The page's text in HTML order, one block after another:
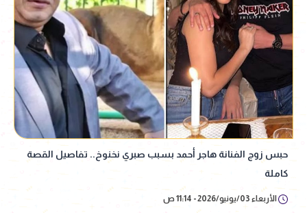
حبس زوج الفنانة هاجر أحمد بسبب صبري نخنوخ.. تفاصيل القصة
كاملة
الأربعاء 03/يونيو/2026 - 11:14 ص